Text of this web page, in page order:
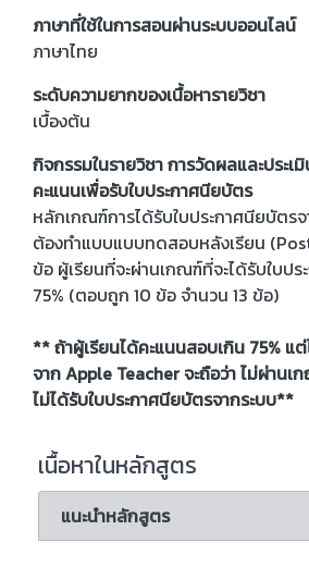
ภาษาที่ใช้ในการสอนผ่านระบบออนไลน์
ภาษาไทย
ระดับความยากของเนื้อหารายวิชา
เบื้องต้น
กิจกรรมในรายวิชา การวัดผลและประ
คะแนนเพื่อรับใบประกาศนียบัตร
หลักเกณฑ์การได้รับใบประกาศนียบัตร
ต้องทำแบบแบบทดสอบหลังเรียน
ข้อ ผู้เรียนที่จะผ่านเกณฑ์ที่จะได้รับใบป
75% (ตอบถูก 10 ข้อ จำนวน 13 ข้อ)
** ถ้าผู้เรียนได้คะแนนสอบเกิน 75% แต่
จาก Apple Teacher จะถือว่า ไม่ผ่านเ
ไม่ได้รับใบประกาศนียบัตรจากระบบ**
เนื้อหาในหลักสูตร
แนะนำหลักสูตร